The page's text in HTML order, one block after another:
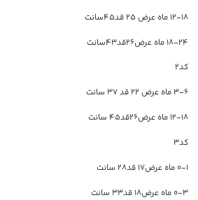
۱۲-۱۸ ماه عرض 25 قد۴۵سانت
۱۸-۲۴ ماه عرض۲۶قد۴۳سانت
کد۲
3-6 ماه عرض 22 قد 37 سانت
۱۲-۱۸ ماه عرض۲۶قد۴۵ سانت
کد۳
۰-۱ ماه عرض۱۷ قد۲۸ سانت
۰-۳ ماه عرض۱۸ قد۳۳ سانت